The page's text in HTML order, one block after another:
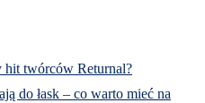
hit twórców Returnal?
do łask – co warto mieć na